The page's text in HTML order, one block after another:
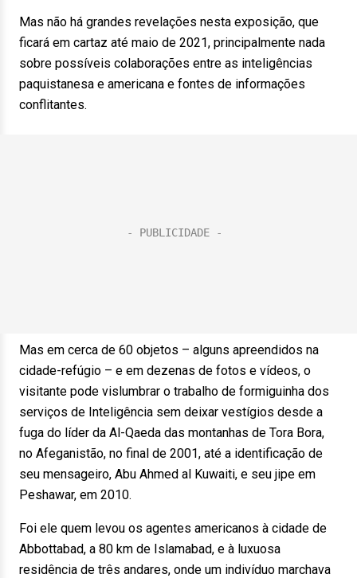
Mas não há grandes revelações nesta exposição, que
ficará em cartaz até maio de 2021, principalmente nada
sobre possíveis colaborações entre as inteligências
paquistanesa e americana e fontes de informações
conflitantes.
Mas em cerca de 60 objetos – alguns apreendidos na
cidade-refúgio – e em dezenas de fotos e vídeos, o
visitante pode vislumbrar o trabalho de formiguinha dos
serviços de Inteligência sem deixar vestígios desde a
fuga do líder da Al-Qaeda das montanhas de Tora Bora,
no Afeganistão, no final de 2001, até a identificação de
seu mensageiro, Abu Ahmed al Kuwaiti, e seu jipe em
Peshawar, em 2010.
Foi ele quem levou os agentes americanos à cidade de
Abbottabad, a 80 km de Islamabad, e à luxuosa
residência de três andares, onde um indivíduo marchava